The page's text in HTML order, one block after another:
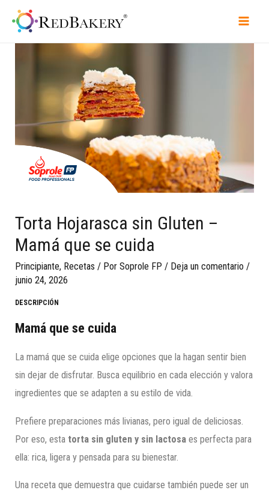
Torta Hojarasca sin Gluten –
Mamá que se cuida
Principiante, Recetas / PorSoprole FP / Deja un comentario /
junio 24, 2026
DESCRIPCIÓN
Mamá que se cuida
La mamá que se cuida elige opciones que la hagan sentir bien
sin dejar de disfrutar. Busca equilibrio en cada elección y valora
ingredientes que se adapten a su estilo de vida.
Prefiere preparaciones más livianas, pero igual de deliciosas.
Por eso, esta torta sin gluten y sin lactosa es perfecta para
ella: rica, ligera y pensada para su bienestar.
Una receta que demuestra que cuidarse también puede ser un